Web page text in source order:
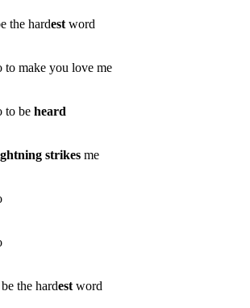
the hardest word
to make you love me
to beheard
strikes me
the hardest word